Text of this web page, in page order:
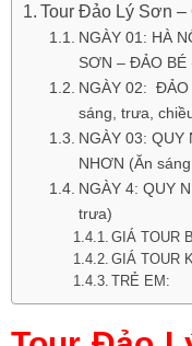
Tour Đảo Lý Sơn
NGÀY 01: HÀ
SƠN – ĐẢO BÉ
NGÀY 02: ĐẢO
sáng, trưa,
NGÀY 03: QUY
NHƠN (Ăn
NGÀY 4: QUY
trưa)
GIÁ TOUR
GIÁ TOUR
TRẺ EM: